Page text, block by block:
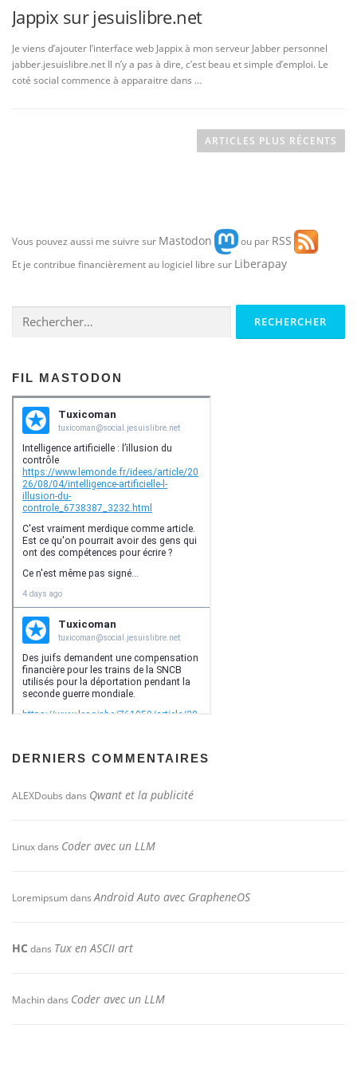
Jappix sur jesuislibre.net
Je viens d’ajouter l’interface web Jappix à mon serveur Jabber personnel
jabber.jesuislibre.net Il n’y a pas à dire, c’est beau et simple d’emploi. Le
coté social commence à apparaitre dans …
t
i
n
a
ARTICLES PLUS RÉCENTS
Vous pouvez aussi me suivre sur Mastodon ou par RSS
Et je contribue financièrement au logiciel libre sur Liberapay
FIL MASTODON
DERNIERS COMMENTAIRES
ALEXDoubs dans Qwant et la publicité
Linuxdans Coder avec un LLM
LoremipsumdansAndroid Auto avec GrapheneOS
HC dans Tux en ASCII art
Machindans Coder avec un LLM